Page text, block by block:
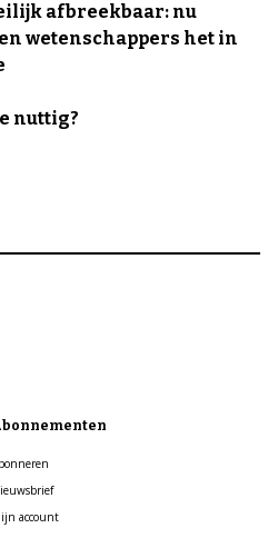
afbreekbaar: nu
wetenschappers het in
nuttig?
account